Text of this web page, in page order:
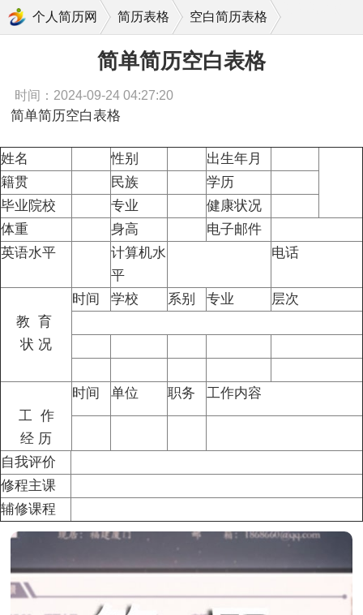
个人简历网 简历表格 空白简历表格
简单简历空白表格
时间：2024-09-24 04:27:20
简单简历空白表格
姓名 性别
出生年月
籍贯
民族
学历
毕业院校
专业
健康状况
体重
身高
电子邮件
英语水平
计算机水
平
电话
教 育
状 况
时间 学校 系别 专业 层次
工 作
经 历
时间 单位 职务 工作内容
自我评价
修程主课
辅修课程